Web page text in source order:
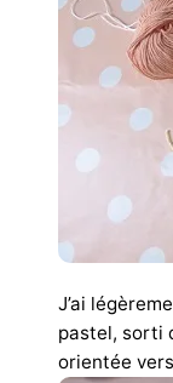
J’ai
pastel, sorti
orientée